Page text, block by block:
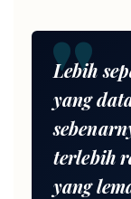
Lebih
yang
terlebih
yang